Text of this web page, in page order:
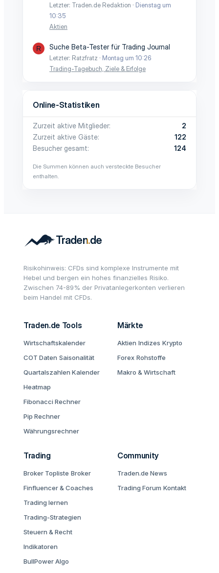
Letzter: Traden.de Redaktion
Dienstag um
10:35
Aktien
R Suche Beta-Tester für Trading Journal
Letzter: Ratzfratz
Montag um 10:26
Trading-Tagebuch, Ziele & Erfolge
Online-Statistiken
Zurzeit aktive Mitglieder
2
Zurzeit aktive Gäste
122
Besucher gesamt
124
Die Summen können auch versteckte Besucher
enthalten.
Risikohinweis: CFDs sind komplexe Instrumente mit
Hebel und bergen ein hohes finanzielles Risiko.
Zwischen 74-89% der Privatanlegerkonten verlieren
beim Handel mit CFDs.
Traden.de Tools
Wirtschaftskalender
COT Daten Saisonalität
Quartalszahlen Kalender
Heatmap
Fibonacci Rechner
Pip Rechner
Währungsrechner
Märkte
Aktien Indizes Krypto
Forex Rohstoffe
Makro & Wirtschaft
Trading
Broker Topliste Broker
Finfluencer & Coaches
Trading lernen
Trading-Strategien
Steuern & Recht
Indikatoren
BullPower Algo
Community
Traden.de News
Trading Forum Kontakt